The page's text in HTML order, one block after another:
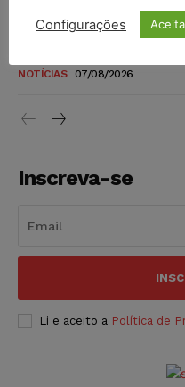
Justiça do Trabalho
NOTÍCIAS 07/08/2026
Inscreva-se
Li e aceito a Política de
Configurações